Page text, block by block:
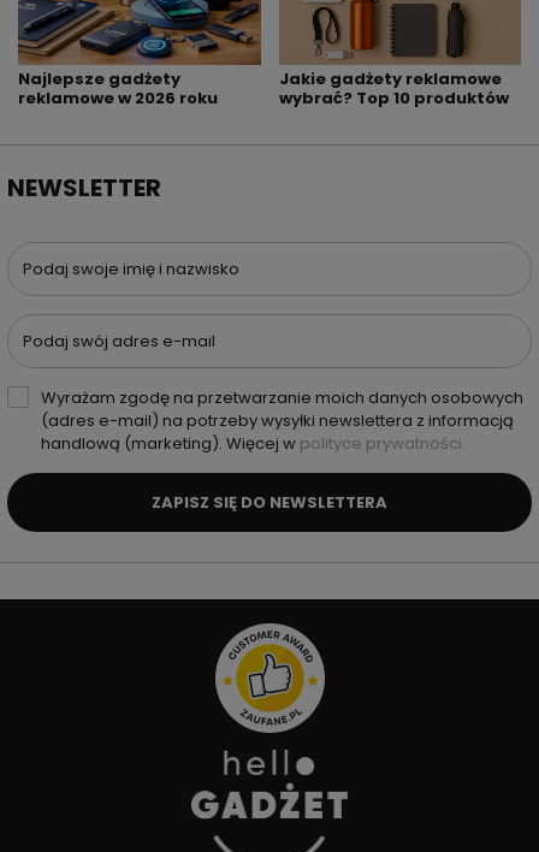
Najlepsze gadżety
reklamowe w 2026 roku
Jakie gadżety reklamowe
wybrać? Top 10 produktów
NEWSLETTER
Podaj swoje imię i nazwisko
Podaj swój adres e-mail
Wyrażam zgodę na przetwarzanie moich danych osobowych
(adres e-mail) na potrzeby wysyłki newslettera z informacją
handlową (marketing). Więcej w polityce prywatności.
ZAPISZ SIĘ DO NEWSLETTERA